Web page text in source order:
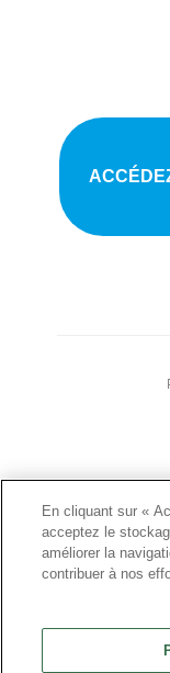
En cliquant sur «
acceptez le
améliorer la
contribuer à nos